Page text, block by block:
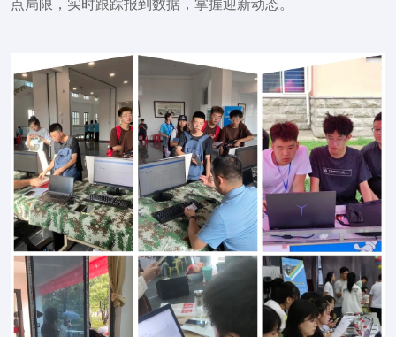
点局限， 实时跟踪报到数据，掌握迎新动态。